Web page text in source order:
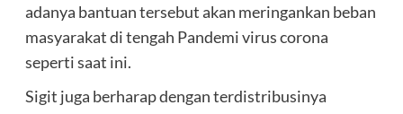
adanya bantuan tersebut akan meringankan beban
masyarakat di tengah Pandemi virus corona
seperti saat ini.
Sigit juga berharap dengan terdistribusinya